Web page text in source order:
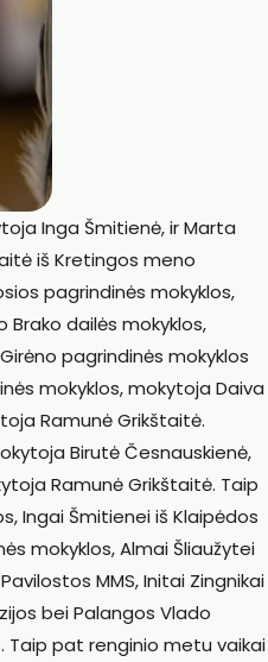
Inga Šmitienė, ir Marta
iš Kretingos meno
pagrindinės mokyklos,
Brako dailės mokyklos,
pagrindinės mokyklos
mokyklos, mokytoja Daiva
Ramunė Grikštaitė.
Birutė Česnauskienė,
Ramunė Grikštaitė. Taip
Ingai Šmitienei iš Klaipėdos
mokyklos, Almai Šliaužytei
MMS, Initai Zingnikai
bei Palangos Vlado
Taip pat renginio metu vaikai